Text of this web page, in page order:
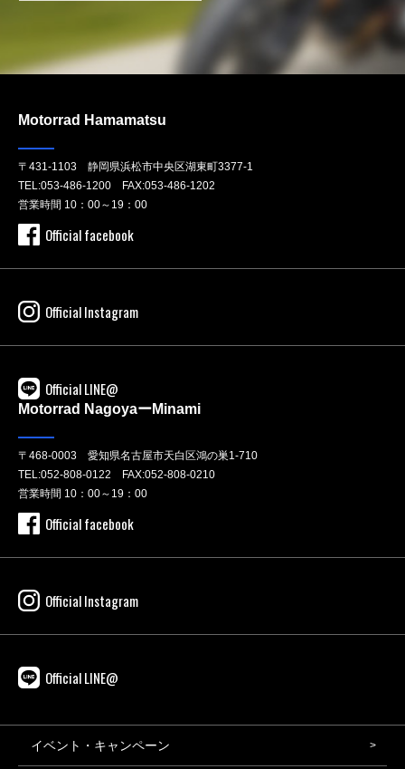
Motorrad Hamamatsu
〒431-1103 静岡県浜松市中央区湖東町3377-1
TEL:053-486-1200 FAX:053-486-1202
営業時間 10：00～19：00
Official facebook
Official Instagram
Official LINE@
Motorrad NagoyaーMinami
〒468-0003 愛知県名古屋市天白区鴻の巣1-710
TEL:052-808-0122 FAX:052-808-0210
営業時間 10：00～19：00
Official facebook
Official Instagram
Official LINE@
イベント・キャンペーン